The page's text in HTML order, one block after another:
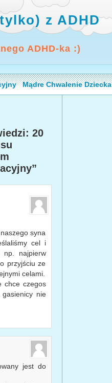
z ADHD
ADHD-ka :)
Mądre Chwalenie Dziecka
20
syna
cel i
np. najpierw
przyjściu ze
celami.
chce czegos
nie
jest do